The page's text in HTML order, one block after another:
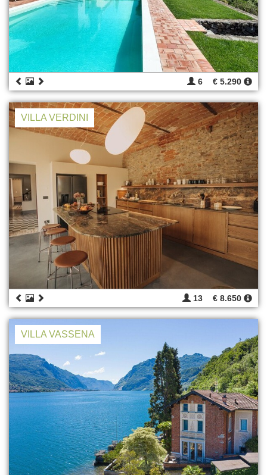
6 € 5.290
VILLA VERDINI
13 € 8.650
VILLA VASSENA